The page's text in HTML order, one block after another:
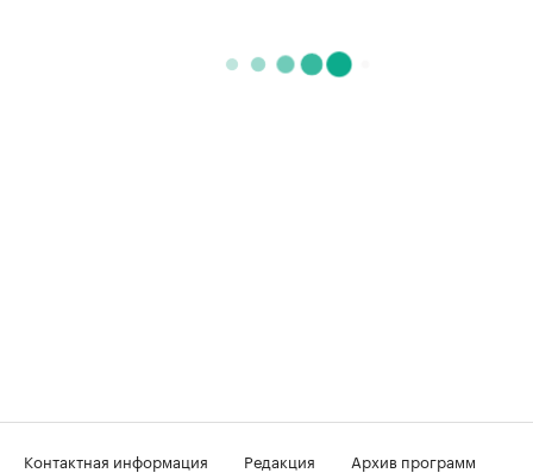
Контактная информация Редакция
Архив программ